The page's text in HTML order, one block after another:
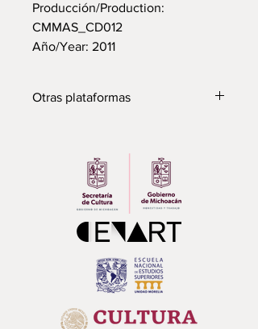
Producción/Production:
CMMAS_CD012
Año/Year: 2011
Otras plataformas